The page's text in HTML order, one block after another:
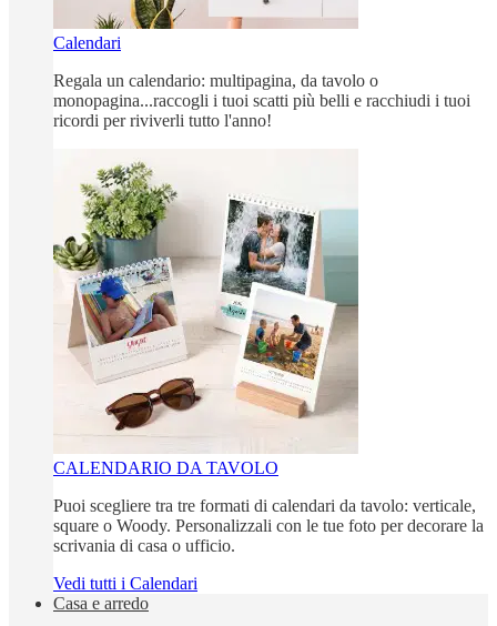
Calendari
Regala un calendario: multipagina, da tavolo o
monopagina...raccogli i tuoi scatti più belli e racchiudi i tuoi
ricordi per riviverli tutto l'anno!
CALENDARIO DA TAVOLO
Puoi scegliere tra tre formati di calendari da tavolo: verticale,
square o Woody. Personalizzali con le tue foto per decorare la
scrivania di casa o ufficio.
Vedi tutti i Calendari
Casa e arredo